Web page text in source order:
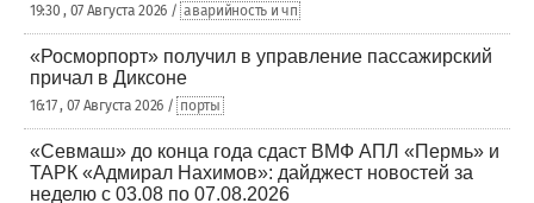
19:30 , 07 Августа 2026 / аварийность и чп
«Росморпорт» получил в управление пассажирский
причал в Диксоне
16:17 , 07 Августа 2026 / порты
«Севмаш» до конца года сдаст ВМФ АПЛ «Пермь» и
ТАРК «Адмирал Нахимов»: дайджест новостей за
неделю с 03.08 по 07.08.2026